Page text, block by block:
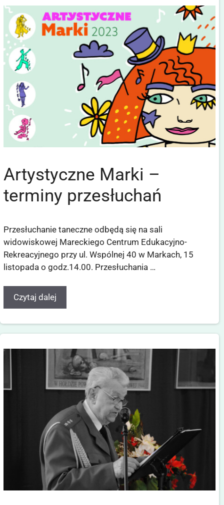
Artystyczne Marki –
terminy przesłuchań
Przesłuchanie taneczne odbędą się na sali
widowiskowej Mareckiego Centrum Edukacyjno-
Rekreacyjnego przy ul. Wspólnej 40 w Markach, 15
listopada o godz.14.00. Przesłuchania …
Czytaj dalej